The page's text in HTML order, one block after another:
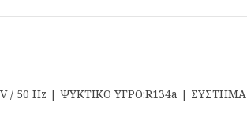
/ 50 Hz | ΨΥΚΤΙΚΟ ΥΓΡΟ:R134a | ΣΥΣΤΗΜΑ